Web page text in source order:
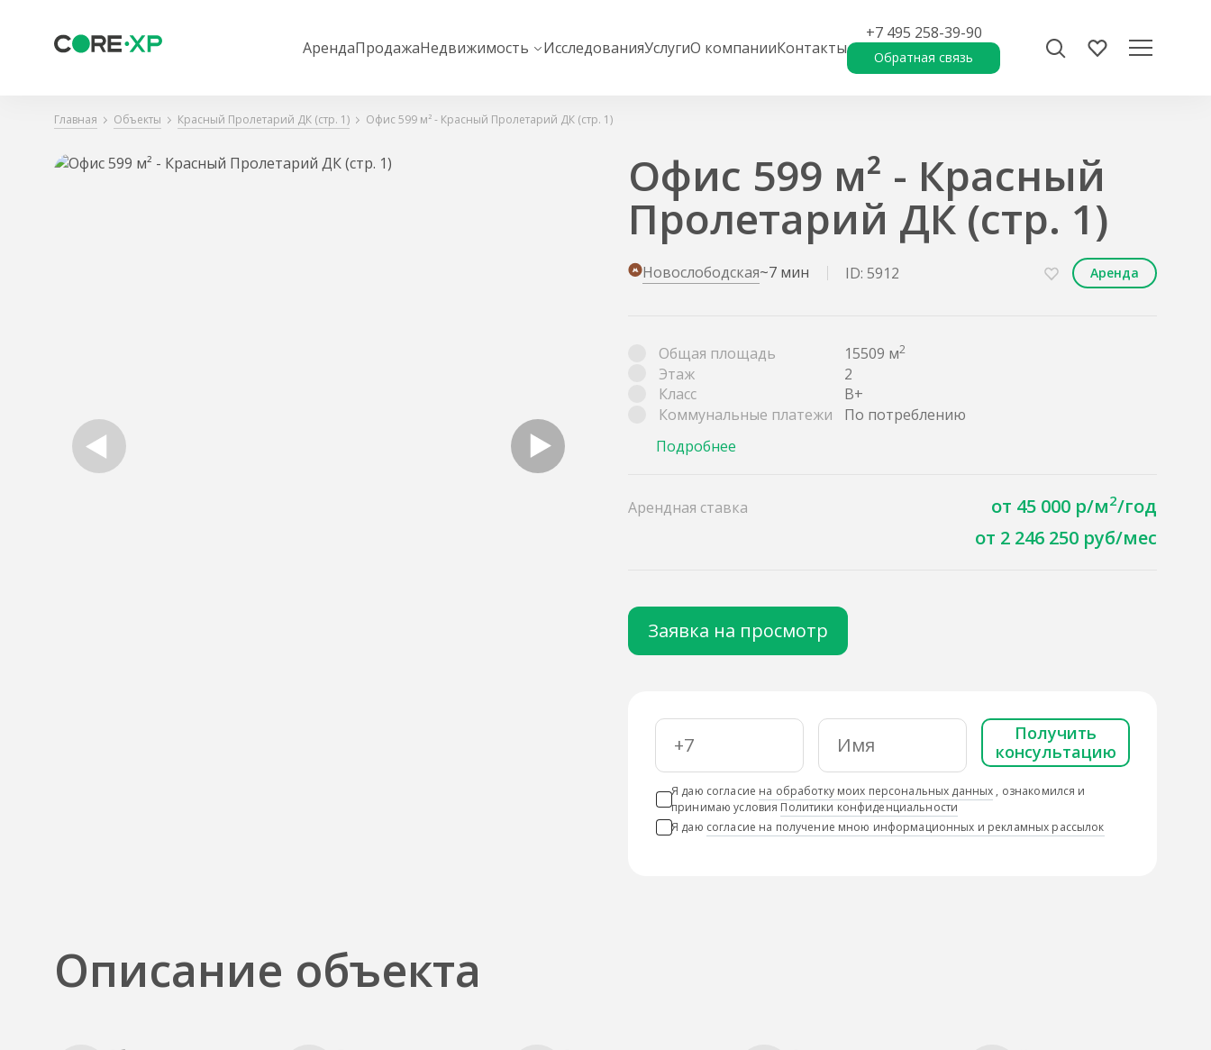
АрендаПродажаНедвижимость ИсследованияУслугиО компанииКонтакты
+7 495 258-39-90
Обратная связь
Главная Объекты Красный Пролетарий ДК (стр. 1) Офис 599 м² - Красный Пролетарий ДК (стр. 1)
Офис 599 м² - Красный
Пролетарий ДК (стр. 1)
Новослободская~7 мин ID: 5912 Аренда
Общая площадь 15509 м2
Этаж
2
Класс
B+
Коммунальные платежи
По потреблению
Подробнее
Арендная ставка от 45 000 р/м2/год
от 2 246 250 руб/мес
Заявка на просмотр
Получить
консультацию
Я даю согласие на обработку моих персональных данных , ознакомился и
принимаю условия Политики конфиденциальности
Я даю согласие на получение мною информационных и рекламных рассылок
Описание объекта